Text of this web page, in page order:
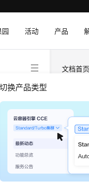
园 活动 产品
切换产品类型
文档首页
自
以
的